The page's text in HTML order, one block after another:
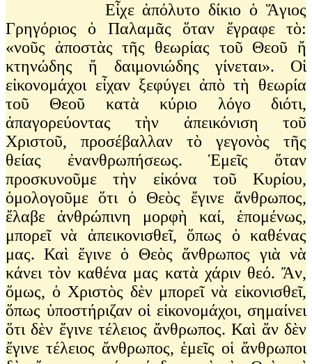
Εἶχε ἀπόλυτο δίκιο ὁ Ἅγιος
Γρηγόριος ὁ Παλαμᾶς ὅταν ἔγραφε τὸ:
«νοῦς ἀποστὰς τῆς θεωρίας τοῦ Θεοῦ ἤ
κτηνώδης ἤ δαιμονιώδης γίνεται». Οἱ
εἰκονομάχοι εἶχαν ξεφύγει ἀπὸ τὴ θεωρία
τοῦ Θεοῦ κατὰ κύριο λόγο διότι,
ἀπαγορεύοντας τὴν ἀπεικόνιση τοῦ
Χριστοῦ, προσέβαλλαν τὸ γεγονὸς τῆς
θείας ἐνανθρωπήσεως. Ἑμεῖς ὅταν
προσκυνοῦμε τὴν εἰκόνα τοῦ Κυρίου,
ὁμολογοῦμε ὅτι ὁ Θεὸς ἔγινε ἄνθρωπος,
ἔλαβε ἀνθρώπινη μορφὴ καί, ἑπομένως,
μπορεῖ νὰ ἀπεικονισθεῖ, ὅπως ὁ καθένας
μας. Καὶ ἔγινε ὁ Θεὸς ἄνθρωπος γιὰ νὰ
κάνει τὸν καθένα μας κατὰ χάριν θεό. Ἄν,
ὅμως, ὁ Χριστὸς δὲν μπορεῖ νὰ εἰκονισθεῖ,
ὅπως ὑποστήριζαν οἱ εἰκονομάχοι, σημαίνει
ὅτι δὲν ἔγινε τέλειος ἄνθρωπος. Καὶ ἄν δὲν
ἔγινε τέλειος ἄνθρωπος, ἑμεῖς οἱ ἄνθρωποι